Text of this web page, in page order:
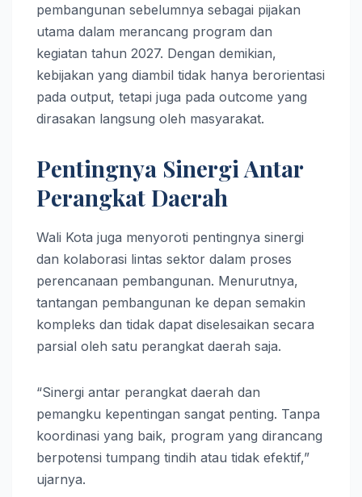
pembangunan sebelumnya sebagai pijakan
utama dalam merancang program dan
kegiatan tahun 2027. Dengan demikian,
kebijakan yang diambil tidak hanya berorientasi
pada output, tetapi juga pada outcome yang
dirasakan langsung oleh masyarakat.
Pentingnya Sinergi Antar
Perangkat Daerah
Wali Kota juga menyoroti pentingnya sinergi
dan kolaborasi lintas sektor dalam proses
perencanaan pembangunan. Menurutnya,
tantangan pembangunan ke depan semakin
kompleks dan tidak dapat diselesaikan secara
parsial oleh satu perangkat daerah saja.
“Sinergi antar perangkat daerah dan
pemangku kepentingan sangat penting. Tanpa
koordinasi yang baik, program yang dirancang
berpotensi tumpang tindih atau tidak efektif,”
ujarnya.